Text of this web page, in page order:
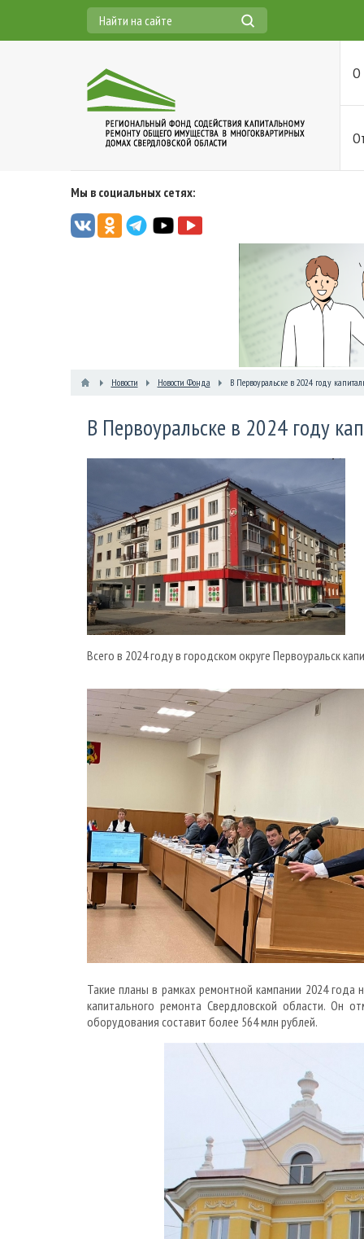
О
Мы в социальных сетях:
Новости Новости Фонда В Первоуральске в 2024 году
В Первоуральске в 2024 году
Всего в 2024 году в городском округе Первоуральск
Такие планы в рамках ремонтной кампании 2024 года
капитального ремонта Свердловской области. Он
оборудования составит более 564 млн рублей.